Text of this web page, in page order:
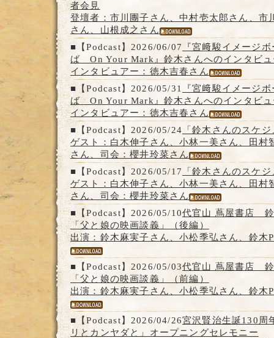
者会見
登壇者：市川團子さん、中村壱太郎さん、市
さん、山根成之さん
■【Podcast】2026/06/07
『宮﨑駿イメージ
ば On Your Mark』鈴木さんへのインタビュ
インタビュアー：徳木吉春さん
■【Podcast】2026/05/31
『宮﨑駿イメージ
ば On Your Mark』鈴木さんへのインタビュ
インタビュアー：徳木吉春さん
■【Podcast】2026/05/24 「鈴木さんのスケ
ゲスト：白木伸子さん、小林一美さん、田村
さん、司会：櫻井玲菜さん
■【Podcast】2026/05/17
「鈴木さんのスケ
ゲスト：白木伸子さん、小林一美さん、田村
さん、司会：櫻井玲菜さん
■【Podcast】2026/05/10代官山 蔦屋書店
「父と娘の映画談義」（後編）
出演：鈴木麻実子さん、小松季弘さん、鈴木
■【Podcast】2026/05/03代官山 蔦屋書店
「父と娘の映画談義」（前編）
出演：鈴木麻実子さん、小松季弘さん、鈴木
■【Podcast】2026/04/26宮沢賢治生誕130周
リとカンヤダと」オープニングセレモニー